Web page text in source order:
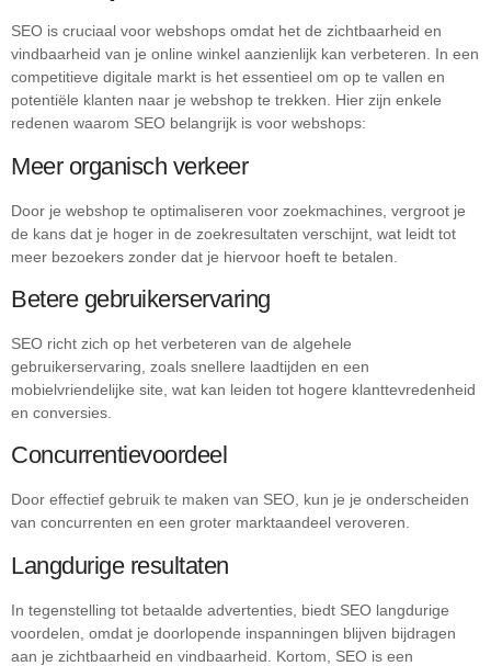
SEO is cruciaal voor webshops omdat het de zichtbaarheid en
vindbaarheid van je online winkel aanzienlijk kan verbeteren. In een
competitieve digitale markt is het essentieel om op te vallen en
potentiële klanten naar je webshop te trekken. Hier zijn enkele
redenen waarom SEO belangrijk is voor webshops:
Meer organisch verkeer
Door je webshop te optimaliseren voor zoekmachines, vergroot je
de kans dat je hoger in de zoekresultaten verschijnt, wat leidt tot
meer bezoekers zonder dat je hiervoor hoeft te betalen.
Betere gebruikerservaring
SEO richt zich op het verbeteren van de algehele
gebruikerservaring, zoals snellere laadtijden en een
mobielvriendelijke site, wat kan leiden tot hogere klanttevredenheid
en conversies.
Concurrentievoordeel
Door effectief gebruik te maken van SEO, kun je je onderscheiden
van concurrenten en een groter marktaandeel veroveren.
Langdurige resultaten
In tegenstelling tot betaalde advertenties, biedt SEO langdurige
voordelen, omdat je doorlopende inspanningen blijven bijdragen
aan je zichtbaarheid en vindbaarheid. Kortom, SEO is een